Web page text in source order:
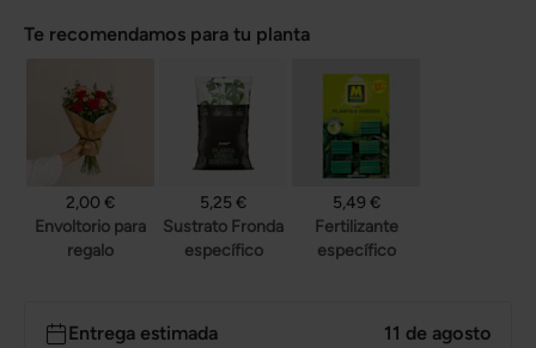
Te recomendamos para tu planta
2,00 €
Envoltorio para
regalo
5,25 €
Sustrato Fronda
específico
5,49 €
Fertilizante
específico
Entrega estimada 11 de agosto